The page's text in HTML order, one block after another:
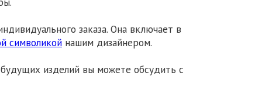
заказа. Она включает в
символикой нашим дизайнером.
изделий вы можете обсудить с